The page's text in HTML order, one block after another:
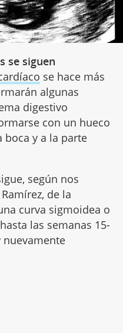
se siguen
se hace más
algunas
digestivo
con un hueco
boca y a la parte
según nos
de la
curva sigmoidea o
las semanas 15-
nuevamente